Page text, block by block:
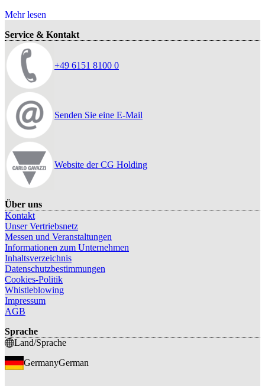
Mehr lesen
Service & Kontakt
+49 6151 8100 0
Senden Sie eine E-Mail
Website der CG Holding
Über uns
Kontakt
Unser Vertriebsnetz
Messen und Veranstaltungen
Informationen zum Unternehmen
Inhaltsverzeichnis
Datenschutzbestimmungen
Cookies-Politik
Whistleblowing
Impressum
AGB
Sprache
Land/Sprache
GermanyGerman